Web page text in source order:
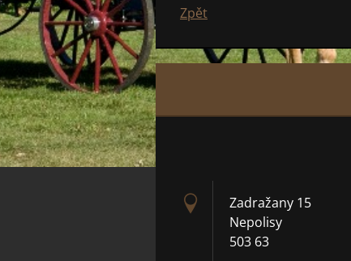
Zpět
Zadražany 15
Nepolisy
503 63